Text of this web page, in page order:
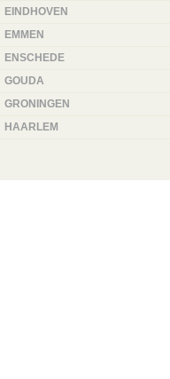
EINDHOVEN
EMMEN
ENSCHEDE
GOUDA
GRONINGEN
HAARLEM